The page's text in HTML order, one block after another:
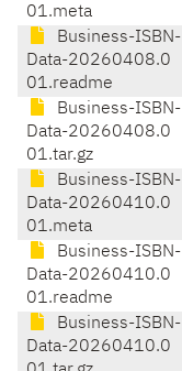
01.meta
Business-ISBN-
Data-20260408.0
01.readme
Business-ISBN-
Data-20260408.0
01.tar.gz
Business-ISBN-
Data-20260410.0
01.meta
Business-ISBN-
Data-20260410.0
01.readme
Business-ISBN-
Data-20260410.0